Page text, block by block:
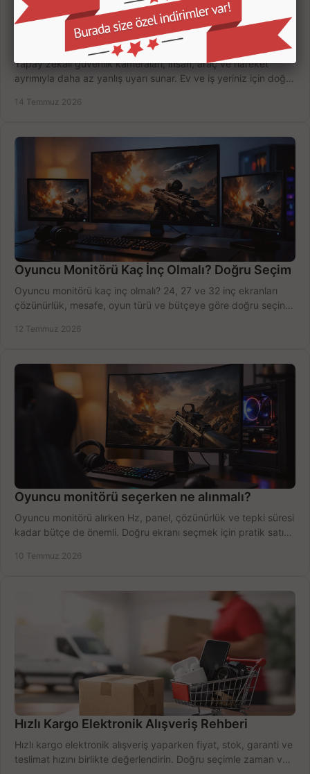
Yapay Zekalı Güvenlik Kameraları Nasıl Seçilir?
Yapay zekalı güvenlik kameraları; insan, araç ve hareket
ayrımıyla daha az yanlış uyarı sunar. Ev ve iş yeriniz için doğru
14 Temmuz 2026
Oyuncu Monitörü Kaç İnç Olmalı? Doğru Seçim
Oyuncu monitörü kaç inç olmalı? 24, 27 ve 32 inç ekranları
çözünürlük, mesafe, oyun türü ve bütçeye göre doğru seçin,
12 Temmuz 2026
Oyuncu monitörü seçerken ne alınmalı?
Oyuncu monitörü alırken Hz, panel, çözünürlük ve tepki süresi
kadar bütçe de önemli. Doğru ekranı seçmek için pratik satın
10 Temmuz 2026
Hızlı Kargo Elektronik Alışveriş Rehberi
Hızlı kargo elektronik alışveriş yaparken fiyat, stok, garanti ve
teslimat hızını birlikte değerlendirin. Doğru seçimle zaman ve